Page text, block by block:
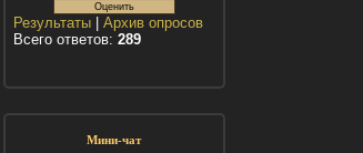
Результаты| Архив опросов
Всего ответов: 289
Мини-чат